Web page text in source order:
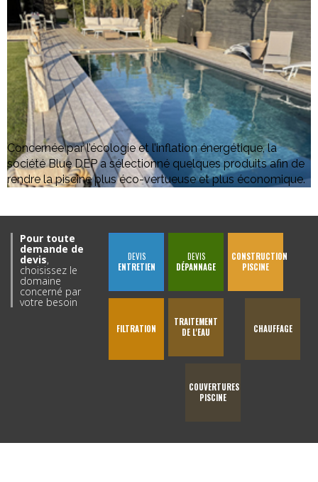
Concernée par l’écologie et l’inflation énergétique, la
société Blue DEP a sélectionné quelques produits afin de
rendre la piscine plus éco-vertueuse et plus économique.
Pour toute
demande de
devis,
choisissez le
domaine
concerné par
votre besoin
DEVIS
ENTRETIEN
DEVIS
DÉPANNAGE
CONSTRUCTION
PISCINE
FILTRATION
TRAITEMENT
DE L'EAU
CHAUFFAGE
COUVERTURES
PISCINE